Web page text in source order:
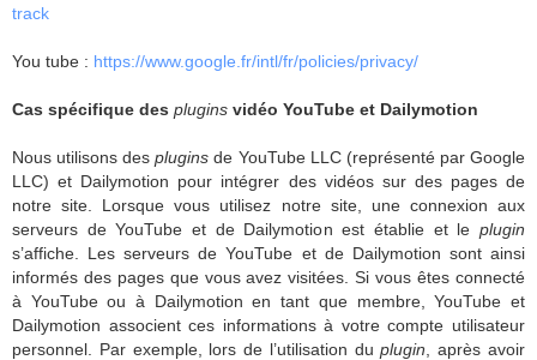
track
You tube : https://www.google.fr/intl/fr/policies/privacy/
Cas spécifique des plugins vidéo YouTube et Dailymotion
Nous utilisons desplugins de YouTube LLC (représenté par Google
LLC) et Dailymotion pour intégrer des vidéos sur des pages de
notre site. Lorsque vous utilisez notre site, une connexion aux
serveurs de YouTube et de Dailymotion est établie et le plugin
s’affiche. Les serveurs de YouTube et de Dailymotion sont ainsi
informés des pages que vous avez visitées. Si vous êtes connecté
à YouTube ou à Dailymotion en tant que membre, YouTube et
Dailymotion associent ces informations à votre compte utilisateur
personnel. Par exemple, lors de l’utilisation duplugin , après avoir